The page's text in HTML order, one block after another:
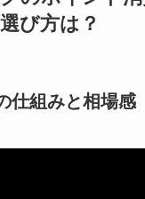
び方は？
仕組みと相場感